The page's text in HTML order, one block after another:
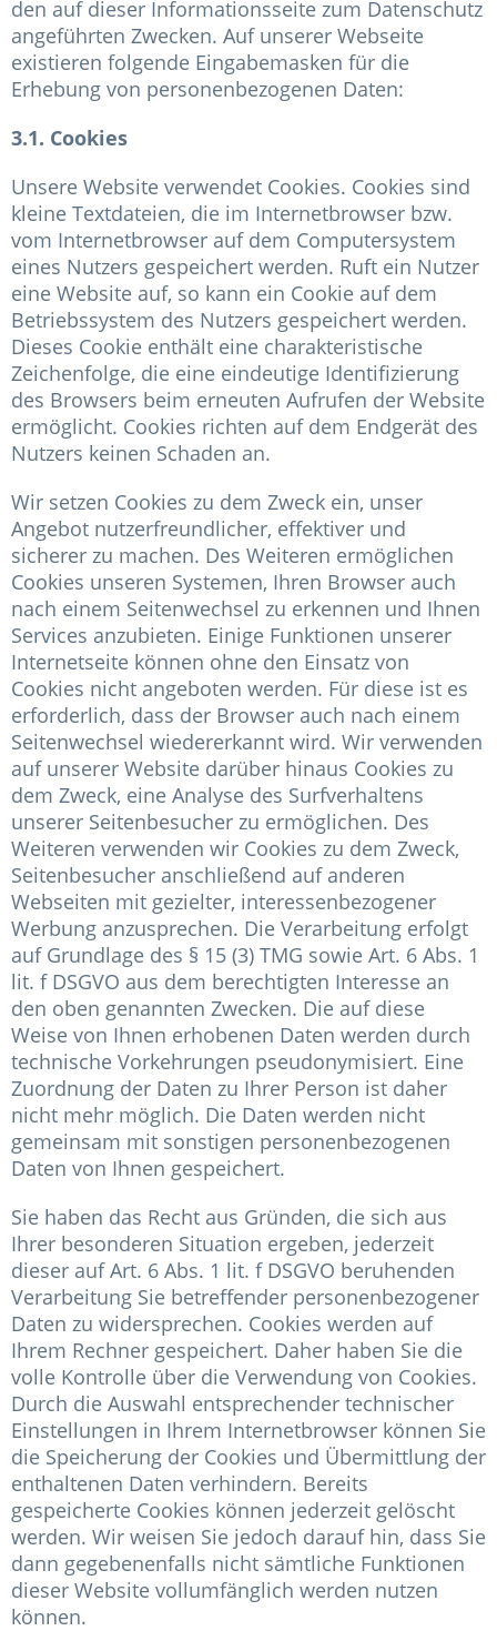
den auf dieser Informationsseite zum Datenschutz
angeführten Zwecken. Auf unserer Webseite
existieren folgende Eingabemasken für die
Erhebung von personenbezogenen Daten:
3.1. Cookies
Unsere Website verwendet Cookies. Cookies sind
kleine Textdateien, die im Internetbrowser bzw.
vom Internetbrowser auf dem Computersystem
eines Nutzers gespeichert werden. Ruft ein Nutzer
eine Website auf, so kann ein Cookie auf dem
Betriebssystem des Nutzers gespeichert werden.
Dieses Cookie enthält eine charakteristische
Zeichenfolge, die eine eindeutige Identifizierung
des Browsers beim erneuten Aufrufen der Website
ermöglicht. Cookies richten auf dem Endgerät des
Nutzers keinen Schaden an.
Wir setzen Cookies zu dem Zweck ein, unser
Angebot nutzerfreundlicher, effektiver und
sicherer zu machen. Des Weiteren ermöglichen
Cookies unseren Systemen, Ihren Browser auch
nach einem Seitenwechsel zu erkennen und Ihnen
Services anzubieten. Einige Funktionen unserer
Internetseite können ohne den Einsatz von
Cookies nicht angeboten werden. Für diese ist es
erforderlich, dass der Browser auch nach einem
Seitenwechsel wiedererkannt wird. Wir verwenden
auf unserer Website darüber hinaus Cookies zu
dem Zweck, eine Analyse des Surfverhaltens
unserer Seitenbesucher zu ermöglichen. Des
Weiteren verwenden wir Cookies zu dem Zweck,
Seitenbesucher anschließend auf anderen
Webseiten mit gezielter, interessenbezogener
Werbung anzusprechen. Die Verarbeitung erfolgt
auf Grundlage des § 15 (3) TMG sowie Art. 6 Abs. 1
lit. f DSGVO aus dem berechtigten Interesse an
den oben genannten Zwecken. Die auf diese
Weise von Ihnen erhobenen Daten werden durch
technische Vorkehrungen pseudonymisiert. Eine
Zuordnung der Daten zu Ihrer Person ist daher
nicht mehr möglich. Die Daten werden nicht
gemeinsam mit sonstigen personenbezogenen
Daten von Ihnen gespeichert.
Sie haben das Recht aus Gründen, die sich aus
Ihrer besonderen Situation ergeben, jederzeit
dieser auf Art. 6 Abs. 1 lit. f DSGVO beruhenden
Verarbeitung Sie betreffender personenbezogener
Daten zu widersprechen. Cookies werden auf
Ihrem Rechner gespeichert. Daher haben Sie die
volle Kontrolle über die Verwendung von Cookies.
Durch die Auswahl entsprechender technischer
Einstellungen in Ihrem Internetbrowser können Sie
die Speicherung der Cookies und Übermittlung der
enthaltenen Daten verhindern. Bereits
gespeicherte Cookies können jederzeit gelöscht
werden. Wir weisen Sie jedoch darauf hin, dass Sie
dann gegebenenfalls nicht sämtliche Funktionen
dieser Website vollumfänglich werden nutzen
können.